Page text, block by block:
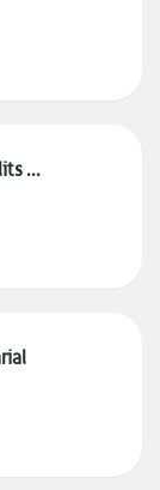
...